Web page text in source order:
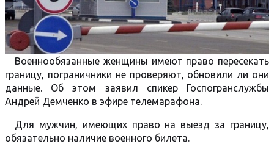
Военнообязанные женщины имеют право пересекать
границу, пограничники не проверяют, обновили ли они
данные. Об этом заявил спикер Госпогранслужбы
Андрей Демченко в эфире телемарафона.
Для мужчин, имеющих право на выезд за границу,
обязательно наличие военного билета.